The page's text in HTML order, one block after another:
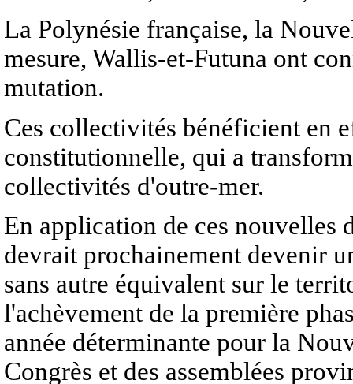
La Polynésie française, la
mesure, Wallis-et-Futuna ont
mutation.
Ces collectivités bénéficient en
constitutionnelle, qui a
collectivités d'outre-mer.
En application de ces nouvelles
devrait prochainement devenir
sans autre équivalent sur le
l'achèvement de la première
année déterminante pour la
Congrès et des assemblées